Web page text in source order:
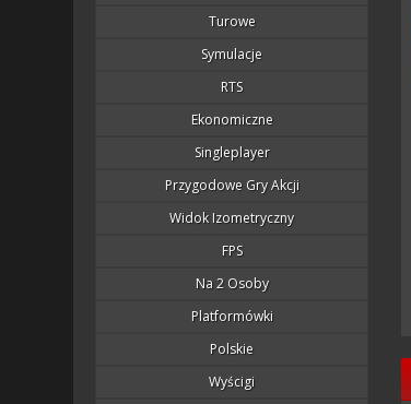
Turowe
Symulacje
RTS
Ekonomiczne
Singleplayer
Przygodowe Gry Akcji
Widok Izometryczny
FPS
Na 2 Osoby
Platformówki
Polskie
Wyścigi